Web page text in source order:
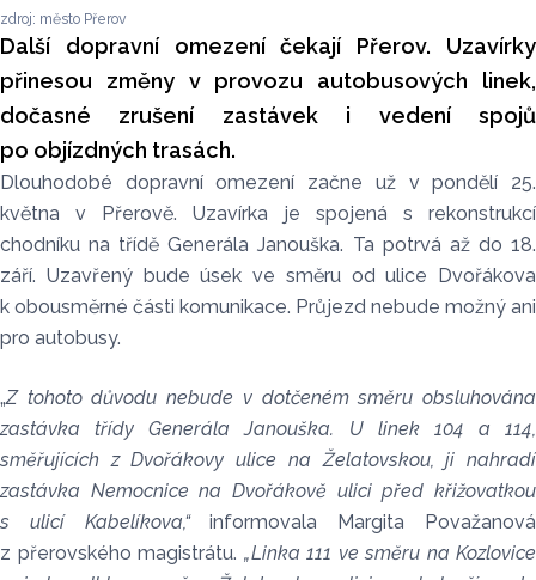
zdroj: město Přerov
Další dopravní omezení čekají Přerov. Uzavírky
přinesou změny v provozu autobusových linek,
dočasné zrušení zastávek i vedení spojů
po objízdných trasách.
Dlouhodobé dopravní omezení začne už v pondělí 25.
května v Přerově. Uzavírka je spojená s rekonstrukcí
chodníku na třídě Generála Janouška. Ta potrvá až do 18.
září. Uzavřený bude úsek ve směru od ulice Dvořákova
k obousměrné části komunikace. Průjezd nebude možný ani
pro autobusy.
„Z tohoto důvodu nebude v dotčeném směru obsluhována
zastávka třídy Generála Janouška. U linek 104 a 114,
směřujících z Dvořákovy ulice na Želatovskou, ji nahradí
zastávka Nemocnice na Dvořákově ulici před křižovatkou
s ulicí Kabelíkova,“informovala Margita Považanová
z přerovského magistrátu. „Linka 111 ve směru na Kozlovice